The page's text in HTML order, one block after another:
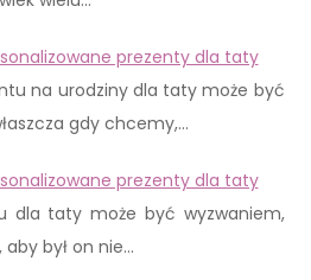
prezenty dla taty
na urodziny dla taty może być
gdy chcemy,…
prezenty dla taty
dla taty może być wyzwaniem,
był on nie…